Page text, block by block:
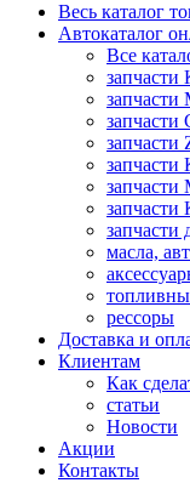
Весь каталог
Автокаталог
Все
запчасти
запчасти
запчасти
масла,
рессоры
Доставка и
Клиентам
Как
статьи
Новости
Акции
Контакты